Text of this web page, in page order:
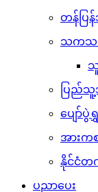
တန်ပြ
သကသ
ပြည်သူ့
ပျော်ပွဲ
အားက
နိုင်ငံတ
ပညာပေး